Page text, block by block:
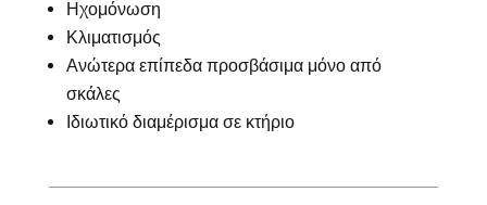
Ηχομόνωση
Κλιματισμός
Ανώτερα επίπεδα προσβάσιμα μόνο από
σκάλες
Ιδιωτικό διαμέρισμα σε κτήριο